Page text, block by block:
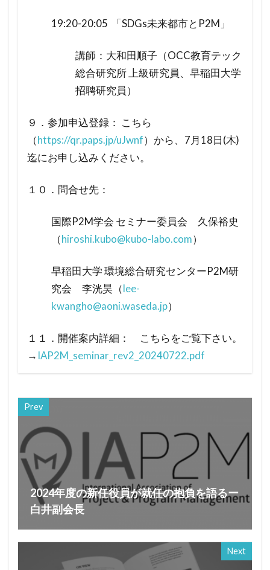
19:20-20:05 「SDGs未来都市とP2M」
講師：大和田順子（OCC教育テック
総合研究所 上級研究員、早稲田大学
招聘研究員）
９．参加申込登録： こちら
（https://qr.paps.jp/uJwnf）から、7月18日(木)
迄にお申し込みください。
１０．問合せ先：
国際P2M学会 セミナー委員会 久保裕史
（hiroshi.kubo@kubo-labo.com）
早稲田大学 環境総合研究センターP2M研
究会 李洸昊（lee-
kwangho@aoni.waseda.jp）
１１．開催案内詳細： こちらをご覧下さい。
→ IAP2M_seminar_rev2_20240722.pdf
Prev
2024年度の新任役員が就任の抱負を語るー
白井副会長
Next